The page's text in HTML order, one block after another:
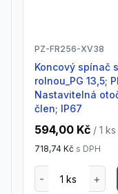
PZ-FR256-XV38
Koncový spínač s nastavitelnou kladkou a
rolnou_PG 13,5;
Nastavitelná
člen; IP67
594,00 Kč / 1 ks
718,74 Kč s DPH